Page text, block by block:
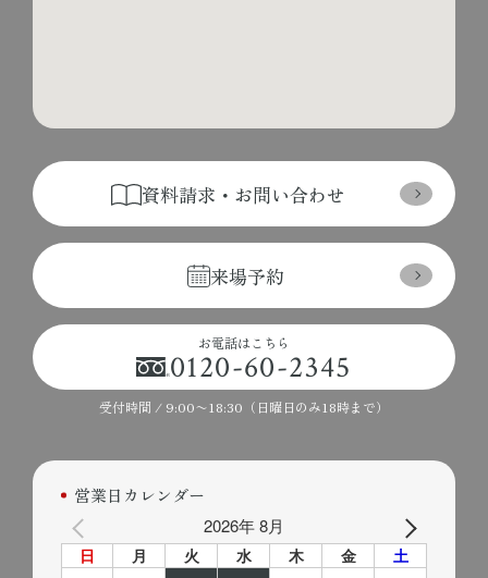
資料請求・お問い合わせ
来場予約
お電話はこちら
0120-60-2345
受付時間 / 9:00〜18:30（日曜日のみ18時まで）
営業日カレンダー
2026年 8月
日 月 火 水 木 金 土